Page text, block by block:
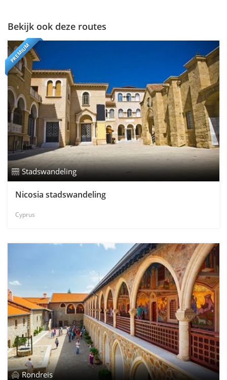
Bekijk ook deze routes
PREMIUM
Stadswandeling
Nicosia stadswandeling
Cyprus
Rondreis